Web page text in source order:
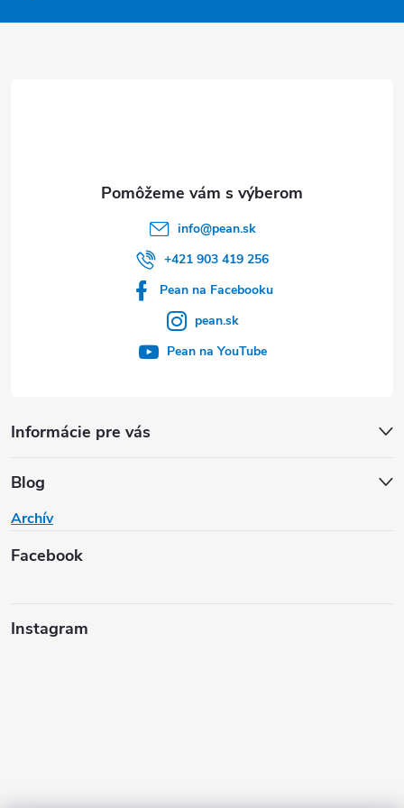
Informácie pre vás
Blog
Archív
Facebook
info@pean.sk
+421 903 419 256
Pean na Facebooku
pean.sk
Pean na YouTube
Instagram